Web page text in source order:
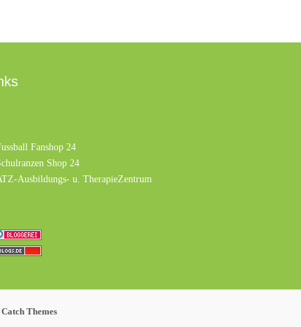
Fanshop 24
Shop 24
Ausbildungs- u. TherapieZentrum
Catch Themes